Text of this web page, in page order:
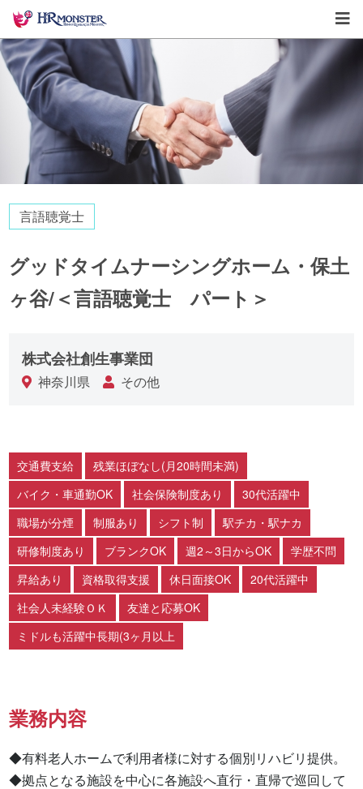
言語聴覚士
グッドタイムナーシングホーム・保土
ヶ谷/＜言語聴覚士 パート＞
株式会社創生事業団
神奈川県 その他
交通費支給
残業ほぼなし(月20時間未満)
バイク・車通勤OK
社会保険制度あり
30代活躍中
職場が分煙
制服あり シフト制
駅チカ・駅ナカ
研修制度あり
ブランクOK 週2～3日からOK
学歴不問
昇給あり
資格取得支援 休日面接OK
20代活躍中
社会人未経験ＯＫ
友達と応募OK
ミドルも活躍中長期(3ヶ月以上
業務内容
◆有料老人ホームで利用者様に対する個別リハビリ提供。
◆拠点となる施設を中心に各施設へ直行・直帰で巡回して